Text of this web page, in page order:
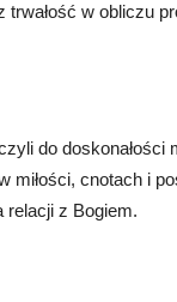
trwałość w obliczu
do doskonałości
miłości, cnotach i
relacji z Bogiem.